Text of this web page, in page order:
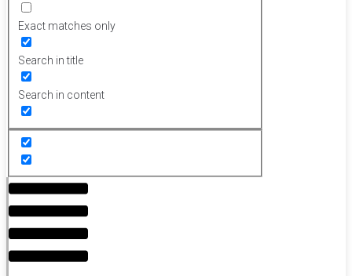
Exact matches only
Search in title
Search in content
Menu